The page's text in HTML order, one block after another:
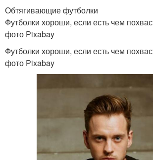
Обтягивающие футболки
Футболки хороши, если есть чем
фото Pixabay
Футболки хороши, если есть чем
фото Pixabay